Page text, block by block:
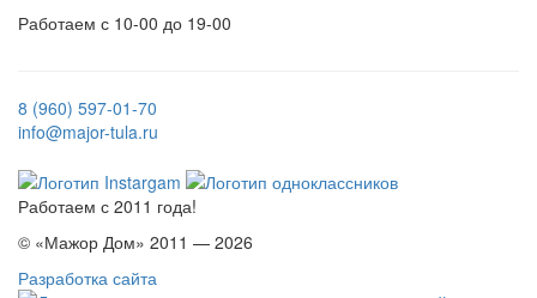
Работаем с 10-00 до 19-00
8 (960) 597-01-70
info@major-tula.ru
Работаем с 2011 года!
© «Мажор Дом» 2011 — 2026
Разработка сайта